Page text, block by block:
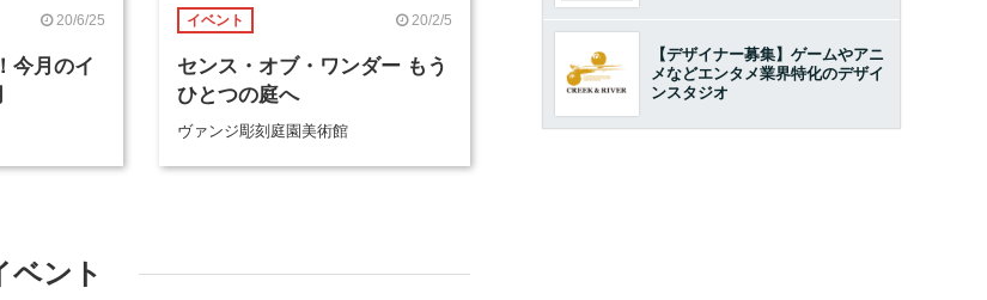
20/6/25
今月のイ
イベント 20/2/5
センス・オブ・ワンダー もう
ひとつの庭へ
ヴァンジ彫刻庭園美術館
ベント
【デザイナー募集】ゲームやアニ
メなどエンタメ業界特化のデザイ
ンスタジオ